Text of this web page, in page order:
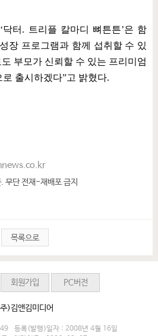
닥터 . 트리플 칼마디 뼈튼튼’은 함
장 프로그램과 함께 섭취할 수 있
부모가 신뢰할 수 있는 프리미엄
로 출시하겠다”고 밝혔다.
무단 전재-재배포 금지
목록으로
회원가입 PC버전
)김앤김미디어
등록(발행)일자 : 2008년 4월 16일